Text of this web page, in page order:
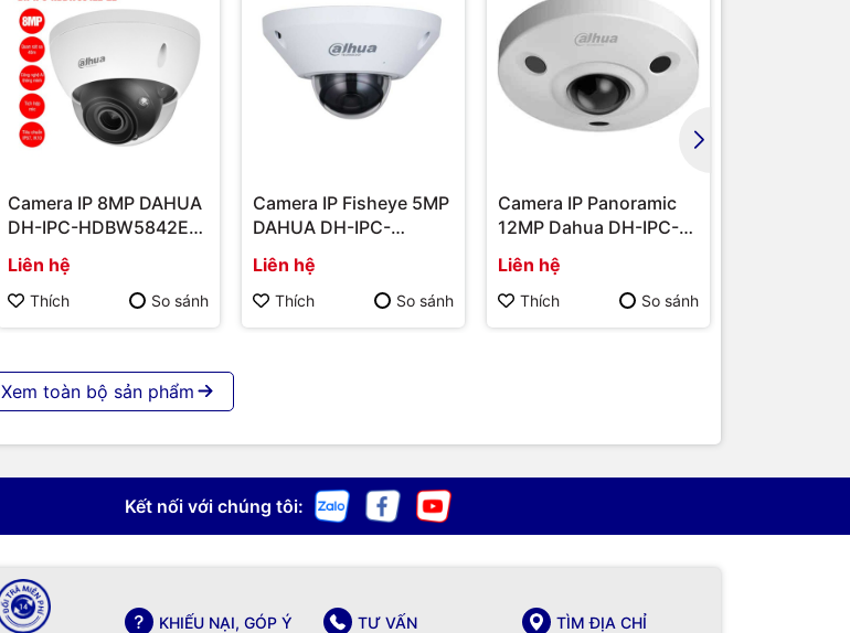
Camera IP 8MP DAHUA
DH-IPC-HDBW5842E-
ZE | Hàng chính hãng
Liên hệ
Thích So sánh
Camera IP Fisheye 5MP
DAHUA DH-IPC-
EB5541P-AS | Hàng
chính hãng
Liên hệ
Thích So sánh
Camera IP Panoramic
12MP Dahua DH-IPC-
EBW81230P | Hàng
chính hãng
Liên hệ
Thích So sánh
Xem toàn bộ sản phẩm
Kết nối với chúng tôi:
KHIẾU NẠI, GÓP Ý TƯ VẤN TÌM ĐỊA CHỈ